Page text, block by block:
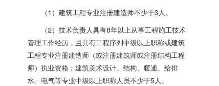
（1）建筑工程专业注册建造师不少于3人。
（2）技术负责人具有8年以上从事工程施工技术
管理工作经历，且具有工程序列中级以上职称或建筑
工程专业注册建造师（或注册建筑师或注册结构工程
师）执业资格；建筑美术设计、结构、暖通、给排
水、电气等专业中级以上职称人员不少于5人。